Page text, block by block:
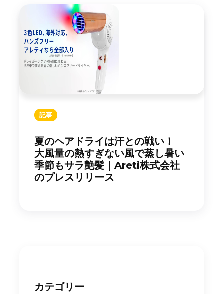
記事
夏のヘアドライは汗との戦い！
大風量の熱すぎない風で蒸し暑い
季節もサラ艶髪｜Areti株式会社
のプレスリリース
カテゴリー